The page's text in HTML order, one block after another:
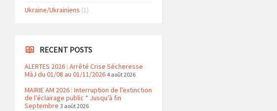
Ukraine/Ukrainiens (1)
RECENT POSTS
ALERTES 2026 : Arrêté Crise Sécheresse
MàJ du 01/08 au 01/11/2026 4 août 2026
MAIRIE AM 2026 : Interruption de l’extinction
de l’éclairage public * Jusqu’à fin
Septembre 3 août 2026